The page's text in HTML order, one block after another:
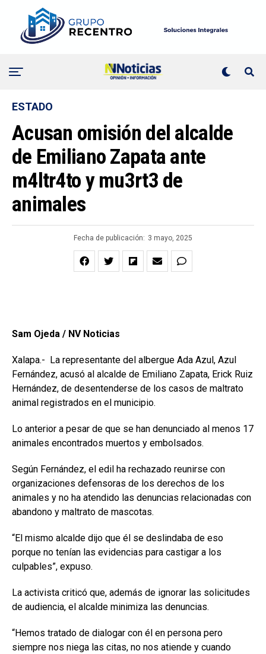
ESTADO
Acusan omisión del alcalde
de Emiliano Zapata ante
m4ltr4to y mu3rt3 de
animales
Fecha de publicación: 3 mayo, 2025
Sam Ojeda / NV Noticias
Xalapa.- La representante del albergue Ada Azul, Azul
Fernández, acusó al alcalde de Emiliano Zapata, Erick Ruiz
Hernández, de desentenderse de los casos de maltrato
animal registrados en el municipio.
Lo anterior a pesar de que se han denunciado al menos 17
animales encontrados muertos y embolsados.
Según Fernández, el edil ha rechazado reunirse con
organizaciones defensoras de los derechos de los
animales y no ha atendido las denuncias relacionadas con
abandono y maltrato de mascotas.
“El mismo alcalde dijo que él se deslindaba de eso
porque no tenían las evidencias para castigar a los
culpables”, expuso.
La activista criticó que, además de ignorar las solicitudes
de audiencia, el alcalde minimiza las denuncias.
“Hemos tratado de dialogar con él en persona pero
siempre nos niega las citas, no nos atiende y cuando